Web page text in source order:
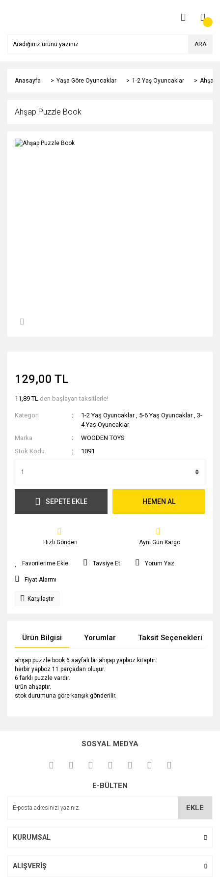
ARA
Anasayfa Yaşa Göre Oyuncaklar 1-2 Yaş Oyuncaklar Ahşap
Ahşap Puzzle Book
129,00 TL
11,89 TL den başlayan taksitlerle!
Kategori 1-2 Yaş Oyuncaklar , 5-6 Yaş Oyuncaklar ,3-
4 Yaş Oyuncaklar
Marka
WOODEN TOYS
Stok Kodu
1091
SEPETE EKLE HEMEN AL
Hızlı Gönderi Aynı Gün Kargo
Tavsiye Et Yorum Yaz
Fiyat Alarmı
Karşılaştır
Ürün Bilgisi Yorumlar Taksit Seçenekleri
ahşap puzzle book 6 sayfalı bir ahşap yapboz kitaptır.
herbir yapboz 11 parçadan oluşur.
6 farklı puzzle vardır.
ürün ahşaptır.
stok durumuna göre karışık gönderilir.
kullanarak tarafımıza iletebilirsiniz.
Görüş ve önerileriniz için teşekkür ederiz.
Ürün açıklamasında eksik bilgiler bulunuyor.
SOSYAL MEDYA
E-BÜLTEN
EKLE
KURUMSAL
ALIŞVERİŞ